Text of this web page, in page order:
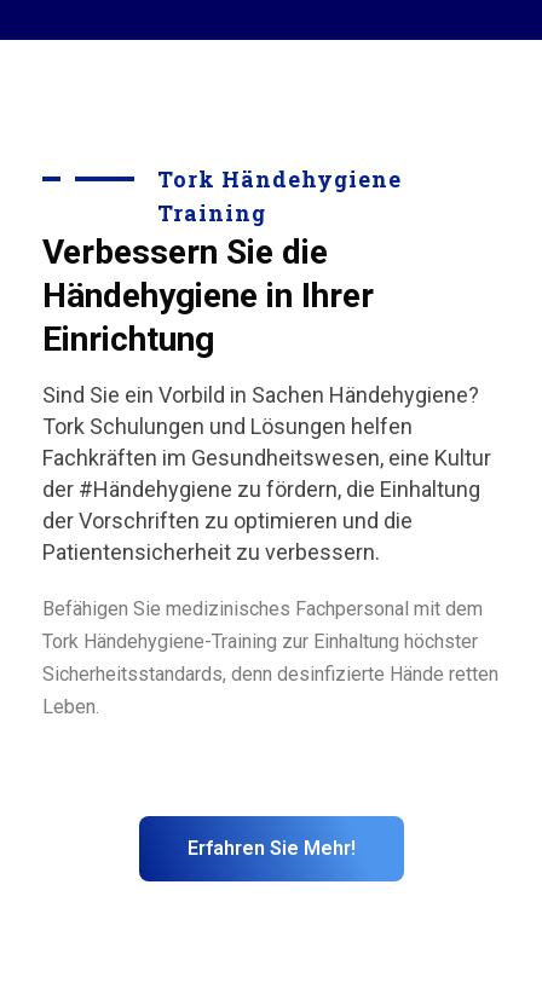
Tork Händehygiene
Training
Verbessern Sie die
Händehygiene in Ihrer
Einrichtung
Sind Sie ein Vorbild in Sachen Händehygiene?
Tork Schulungen und Lösungen helfen
Fachkräften im Gesundheitswesen, eine Kultur
der #Händehygiene zu fördern, die Einhaltung
der Vorschriften zu optimieren und die
Patientensicherheit zu verbessern.
Befähigen Sie medizinisches Fachpersonal mit dem
Tork Händehygiene-Training zur Einhaltung höchster
Sicherheitsstandards, denn desinfizierte Hände retten
Leben.
Erfahren Sie Mehr!